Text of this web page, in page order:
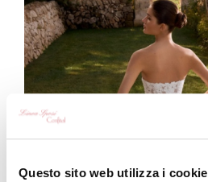
Questo sito web utilizza i cookie